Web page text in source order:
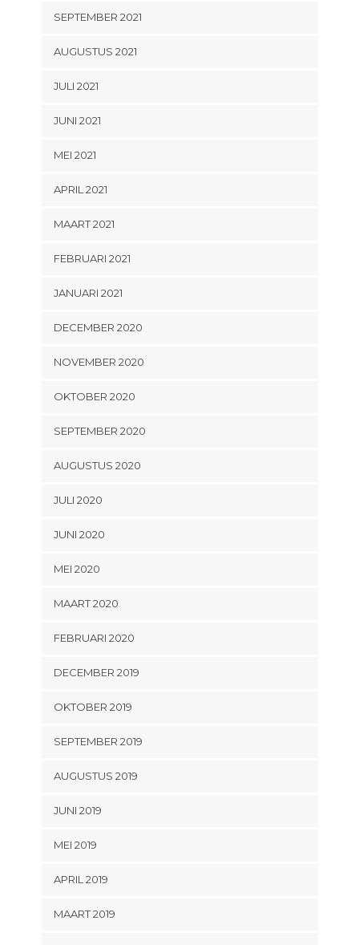
SEPTEMBER 2021
AUGUSTUS 2021
JULI 2021
JUNI 2021
MEI 2021
APRIL 2021
MAART 2021
FEBRUARI 2021
JANUARI 2021
DECEMBER 2020
NOVEMBER 2020
OKTOBER 2020
SEPTEMBER 2020
AUGUSTUS 2020
JULI 2020
JUNI 2020
MEI 2020
MAART 2020
FEBRUARI 2020
DECEMBER 2019
OKTOBER 2019
SEPTEMBER 2019
AUGUSTUS 2019
JUNI 2019
MEI 2019
APRIL 2019
MAART 2019